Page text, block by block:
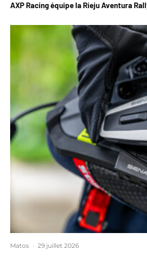
AXP Racing équipe la Rieju Aventura
Matos · 29 juillet 2026